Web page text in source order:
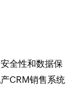
全性和数据保
CRM销售系统